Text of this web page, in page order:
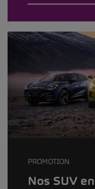
PROMOTION
Nos SUV